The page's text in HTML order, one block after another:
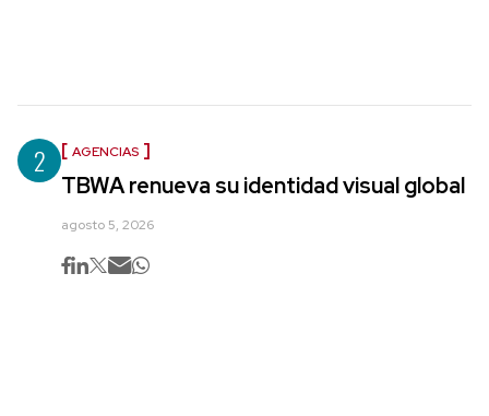
2 AGENCIAS
TBWA renueva su identidad visual global
agosto 5, 2026